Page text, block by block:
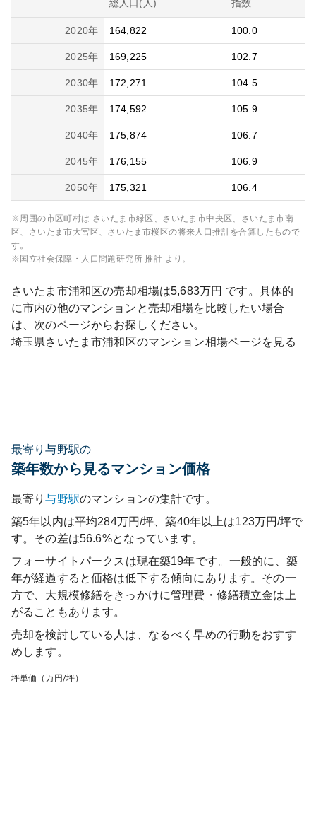
総人口(人) 指数
2020年 164,822 100.0
2025年 169,225 102.7
2030年 172,271 104.5
2035年 174,592 105.9
2040年 175,874 106.7
2045年 176,155 106.9
2050年 175,321 106.4
※周囲の市区町村は さいたま市緑区、さいたま市中央区、さいたま市南
区、さいたま市大宮区、さいたま市桜区の将来人口推計を合算したもので
す。
※国立社会保障・人口問題研究所 推計 より。
さいたま市浦和区の売却相場は5,683万円 です。具体的
に市内の他のマンションと売却相場を比較したい場合
は、次のページからお探しください。
埼玉県さいたま市浦和区のマンション相場ページを見る
最寄り与野駅の
築年数から見るマンション価格
最寄り与野駅のマンションの集計です。
築5年以内は平均284万円/坪、築40年以上は123万円/坪で
す。その差は56.6%となっています。
フォーサイトパークス は現在築19年です。一般的に、築
年が経過すると価格は低下する傾向にあります。その一
方で、大規模修繕をきっかけに管理費・修繕積立金は上
がることもあります。
売却を検討している人は、なるべく早めの行動をおすす
めします。
坪単価（万円/坪）